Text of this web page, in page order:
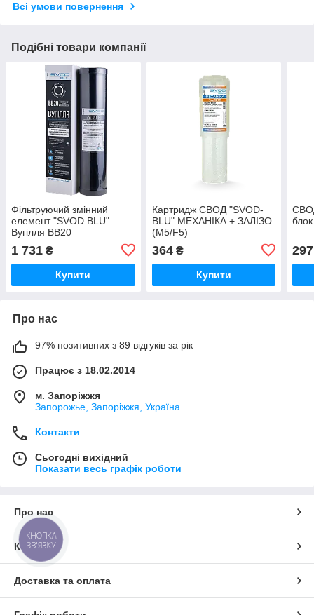
Всі умови повернення
Подібні товари компанії
Фільтруючий змінний
елемент "SVOD BLU"
Вугілля ВВ20
1 731 ₴
Купити
Картридж СВОД "SVOD-
BLU" МЕХАНІКА + ЗАЛІЗО
(M5/F5)
364₴
Купити
297
Про нас
97% позитивних з 89 відгуків за рік
Працює з 18.02.2014
м. Запоріжжя
Запорожье, Запоріжжя, Україна
Контакти
Сьогодні вихідний
Показати весь графік роботи
Про нас
Контакти
Доставка та оплата
КНОПКА
ЗВ'ЯЗКУ